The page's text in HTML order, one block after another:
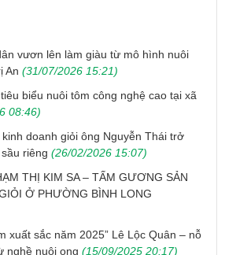
vươn lên làm giàu từ mô hình nuôi
An (31/07/2026 15:21)
biểu nuôi tôm công nghệ cao tại xã
08:46)
doanh giỏi ông Nguyễn Thái trở
riêng (26/02/2026 15:07)
THỊ KIM SA – TẤM GƯƠNG SẢN
Ở PHƯỜNG BÌNH LONG
xuất sắc năm 2025” Lê Lộc Quân – nỗ
nghề nuôi ong (15/09/2025 20:17)